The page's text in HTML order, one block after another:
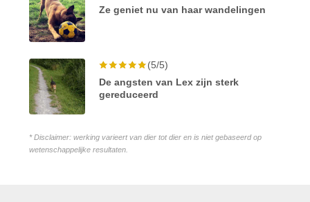
Ze geniet nu van haar wandelingen
(5/5)
De angsten van Lex zijn sterk
gereduceerd
* Disclaimer: werking varieert van dier tot dier en is niet gebaseerd op
wetenschappelijke resultaten.